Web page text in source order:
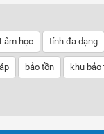
Lâm học tính đa dạng
bảo tồn khu